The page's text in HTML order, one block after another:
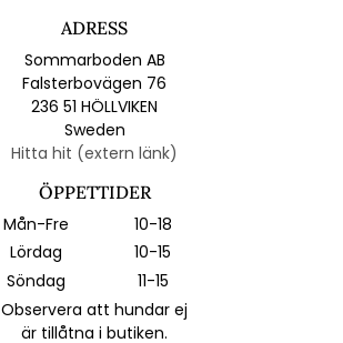
ADRESS
Sommarboden AB
Falsterbovägen 76
236 51 HÖLLVIKEN
Sweden
Hitta hit (extern länk)
ÖPPETTIDER
Mån-Fre
10-18
Lördag
10-15
Söndag
11-15
Observera att hundar ej
är tillåtna i butiken.